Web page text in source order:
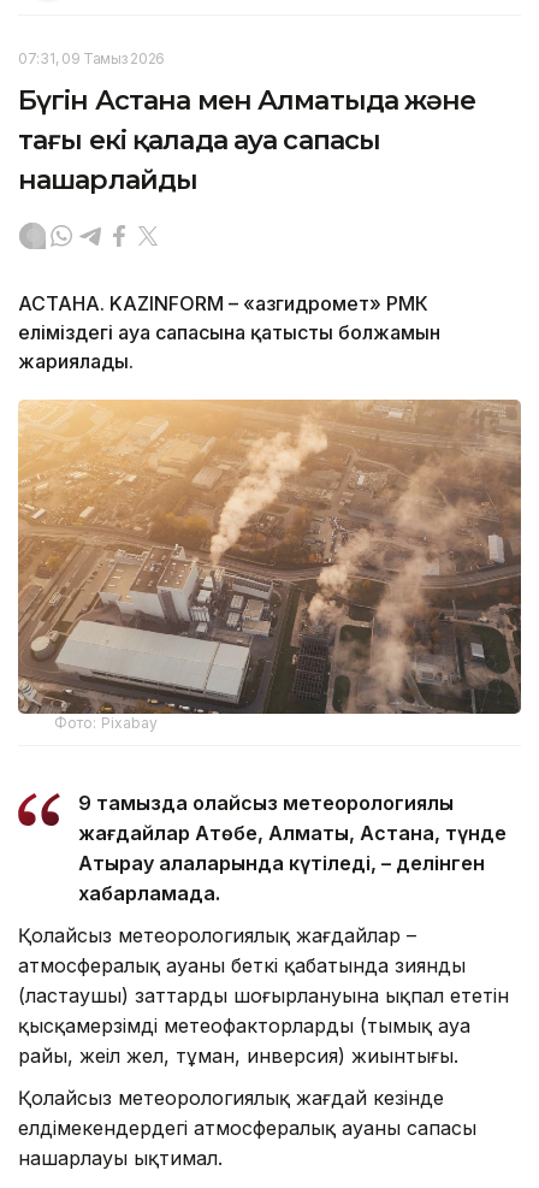
07:31, 09 Тамыз 2026
Бүгін Астана мен Алматыда және
тағы екі қалада ауа сапасы
нашарлайды
АСТАНА. KAZINFORM – «Қазгидромет» РМК
еліміздегі ауа сапасына қатысты болжамын
жариялады.
Фото: Pixabay
9 тамызда қолайсыз метеорологиялық
жағдайлар Ақтөбе, Алматы, Астана, түнде
Атырау қалаларында күтіледі, – делінген
хабарламада.
Қолайсыз метеорологиялық жағдайлар –
атмосфералық ауаның беткі қабатында зиянды
(ластаушы) заттардың шоғырлануына ықпал ететін
қысқамерзімді метеофакторлардың (тымық ауа
райы, жеңіл жел, тұман, инверсия) жиынтығы.
Қолайсыз метеорологиялық жағдай кезінде
елдімекендердегі атмосфералық ауаның сапасы
нашарлауы ықтимал.